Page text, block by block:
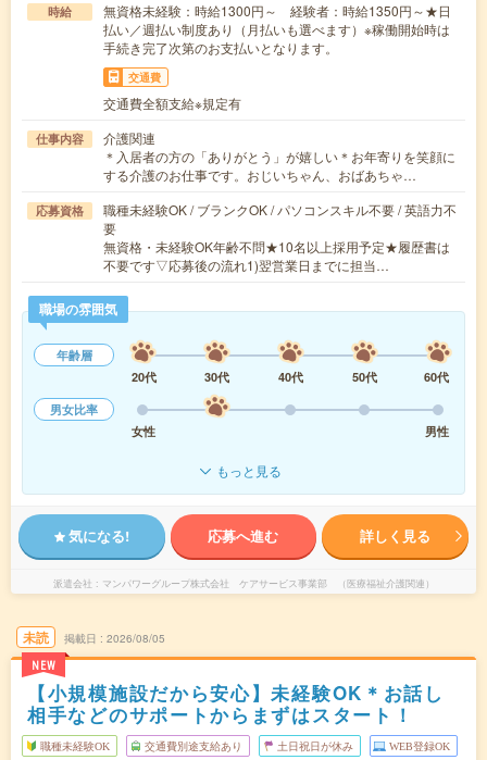
時給
無資格未経験：時給1300円～ 経験者：時給1350円～★日
払い／週払い制度あり（月払いも選べます）※稼働開始時は
手続き完了次第のお支払いとなります。
交通費
交通費全額支給※規定有
仕事内容
介護関連
＊入居者の方の「ありがとう」が嬉しい＊お年寄りを笑顔に
する介護のお仕事です。おじいちゃん、おばあちゃ…
応募資格
職種未経験OK / ブランクOK / パソコンスキル不要 / 英語力不
要
無資格・未経験OK年齢不問★10名以上採用予定★履歴書は
不要です▽応募後の流れ1)翌営業日までに担当…
職場の雰囲気
年齢層
20代
30代 40代 50代
60代
男女比率
女性
男性
もっと見る
気になる! 応募へ進む 詳しく見る
派遣会社 マンパワーグループ株式会社 ケアサービス事業部 （医療福祉介護関連）
未読
NEW
掲載日 2026/08/05
【小規模施設だから安心】未経験OK＊お話し
相手などのサポートからまずはスタート！
職種未経験OK 交通費別途支給あり 土日祝日が休み WEB登録OK